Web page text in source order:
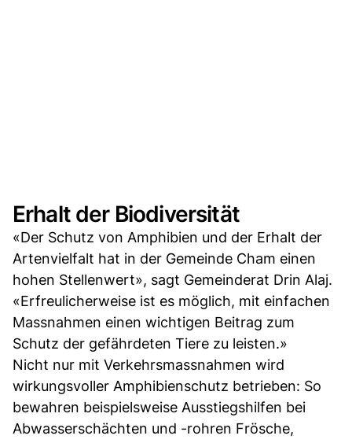
Erhalt der Biodiversität
«Der Schutz von Amphibien und der Erhalt der
Artenvielfalt hat in der Gemeinde Cham einen
hohen Stellenwert», sagt Gemeinderat Drin Alaj.
«Erfreulicherweise ist es möglich, mit einfachen
Massnahmen einen wichtigen Beitrag zum
Schutz der gefährdeten Tiere zu leisten.»
Nicht nur mit Verkehrsmassnahmen wird
wirkungsvoller Amphibienschutz betrieben: So
bewahren beispielsweise Ausstiegshilfen bei
Abwasserschächten und -rohren Frösche,